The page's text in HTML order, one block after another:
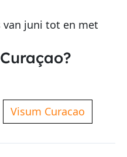
van juni tot en met
Visum Curacao